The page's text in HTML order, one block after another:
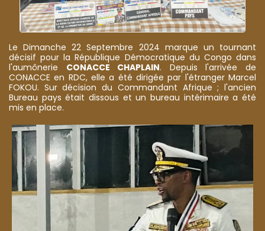
Le Dimanche 22 Septembre 2024 marque un tournant
décisif pour la République Démocratique du Congo dans
l'aumônerie CONACCE CHAPLAIN. Depuis l'arrivée de
CONACCE en RDC, elle a été dirigée par l'étranger Marcel
FOKOU. Sur décision du Commandant Afrique ; l'ancien
Bureau pays était dissous et un bureau intérimaire a été
mis en place.